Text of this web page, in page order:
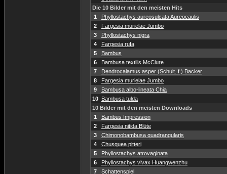
Die 10 Bilder mit den meisten Hits
1
Phyllostachys aureosulcata Aureocaulis
2
Fargesia murielae Jumbo
3
Phyllostachys nigra
4
Fargesia rufa
5
Bambus
6
Bambusa textilis McClure
7
Dendrocalamus asper (Schult. f.) Backer
8
Fargesia murielae Jumbo
9
Bambusa albo-lineata Chia
10 Bambusa tulda
10 Bilder mit den meisten Downloads
1
Bambus Impression
2
Fargesia nitida Blüte
3
Chimonobambusa quadrangularis
4
Chusquea pitteri
5
Phyllostachys atrovaginata
6
Phyllostachys vivax Huangwenzhu
7
Schattenspiel